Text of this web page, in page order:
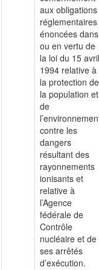
aux obligations
réglementaires
énoncées dans
ou en vertu de
la loi du 15 avril
1994 relative à
la protection de
la population et
de
contre les
dangers
résultant des
rayonnements
ionisants et
relative à
l’Agence
fédérale de
Contrôle
nucléaire et de
ses arrêtés
d’exécution.